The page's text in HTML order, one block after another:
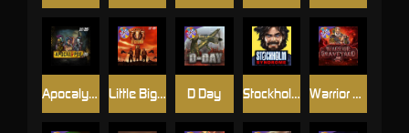
Stockholm Syndrome
Apocalypse Super xNudge Warrior Graveyard xNudge
Little Bighorn D Day